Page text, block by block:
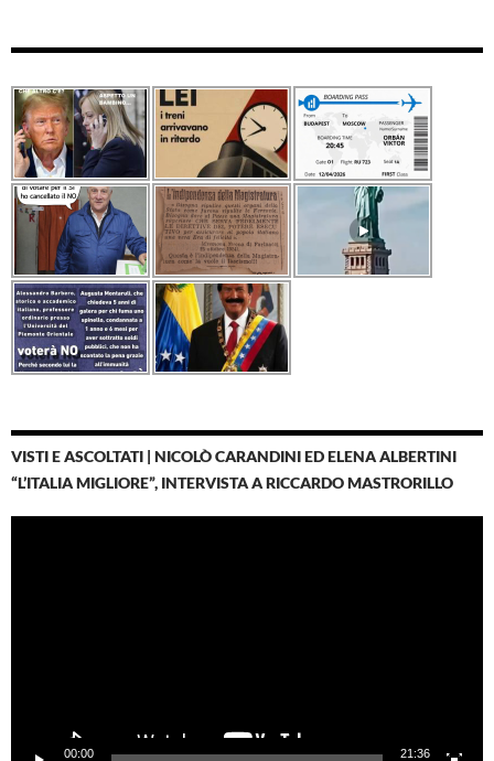
VISTI E ASCOLTATI | NICOLÒ CARANDINI ED ELENA ALBERTINI
“L’ITALIA MIGLIORE”, INTERVISTA A RICCARDO MASTRORILLO
00:00 21:36